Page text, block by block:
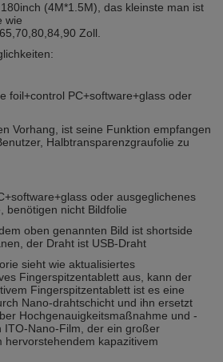
(4M*1.5M), das kleinste man ist
wie
Zoll.
foil+control PC+software+glass oder
Vorhang, ist seine Funktion empfangen
Halbtransparenzgraufolie zu
oder ausgeglichenes
benötigen nicht Bildfolie
oben genannten Bild ist shortside
der Draht ist USB-Draht
sieht wie aktualisiertes
Fingerspitzentablett aus, kann der
Fingerspitzentablett ist es eine
Nano-drahtschicht und ihn ersetzt
Hochgenauigkeitsmaßnahme und -
ITO-Nano-Film, der ein großer
hervorstehendem kapazitivem